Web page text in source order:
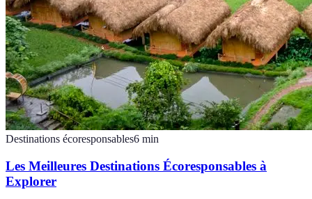
Destinations écoresponsables6 min
Les Meilleures Destinations Écoresponsables à
Explorer